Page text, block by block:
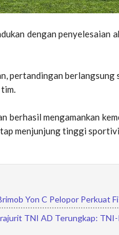
dengan penyelesaian
pertandingan
berhasil mengamankan
menjunjung tinggi
Yon C Pelopor Perkuat
TNI AD Terungkap: